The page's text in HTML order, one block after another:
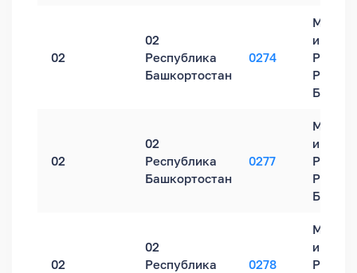
02
02
Республика
Башкортостан
0274
02
02
Республика
Башкортостан
0277
02
02
Республика
0278